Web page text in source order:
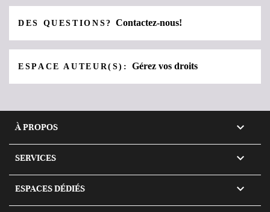
DES QUESTIONS?Contactez-nous!
ESPACE AUTEUR(S):Gérez vos droits
À PROPOS 
SERVICES 
ESPACES DÉDIÉS 